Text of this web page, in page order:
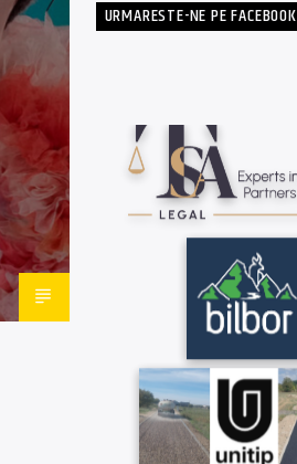
URMARESTE-NE PE FACEBOOK